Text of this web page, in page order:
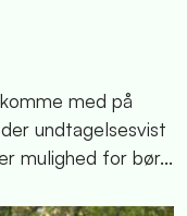
med på
undtagelsesvist
mulighed for bør...